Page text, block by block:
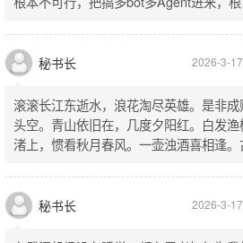
想实现多Agent协同合作做项目，Claude
Code才是真王。想要OpenClaw实现多
根本不可行，把搞多bot多Agent进来，
秘书长 2026-3-17
滚滚长江东逝水，浪花淘尽英雄。是非成
头空。青山依旧在，几度夕阳红。白发渔
渚上，惯看秋月春风。一壶浊酒喜相逢。